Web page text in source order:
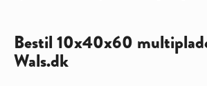
Bestil 10x40x60
Wals.dk